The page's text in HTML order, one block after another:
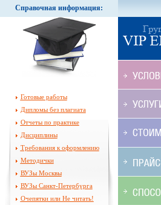
Справочная информация:
Готовые работы
Дипломы без плагиата
Отчеты по практике
Дисциплины
Требования к оформлению
Методички
ВУЗы Москвы
ВУЗы Санкт-Петербурга
Очепятки или Не читать!